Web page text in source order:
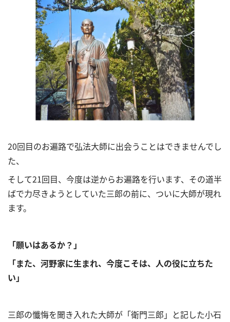
20回目のお遍路で弘法大師に出会うことはできませんでし
た、
そして21回目、今度は逆からお遍路を行います、その道半
ばで力尽きようとしていた三郎の前に、ついに大師が現れ
ます。
「願いはあるか？」
「また、河野家に生まれ、今度こそは、人の役に立ちた
い」
三郎の懺悔を聞き入れた大師が「衛門三郎」と記した小石